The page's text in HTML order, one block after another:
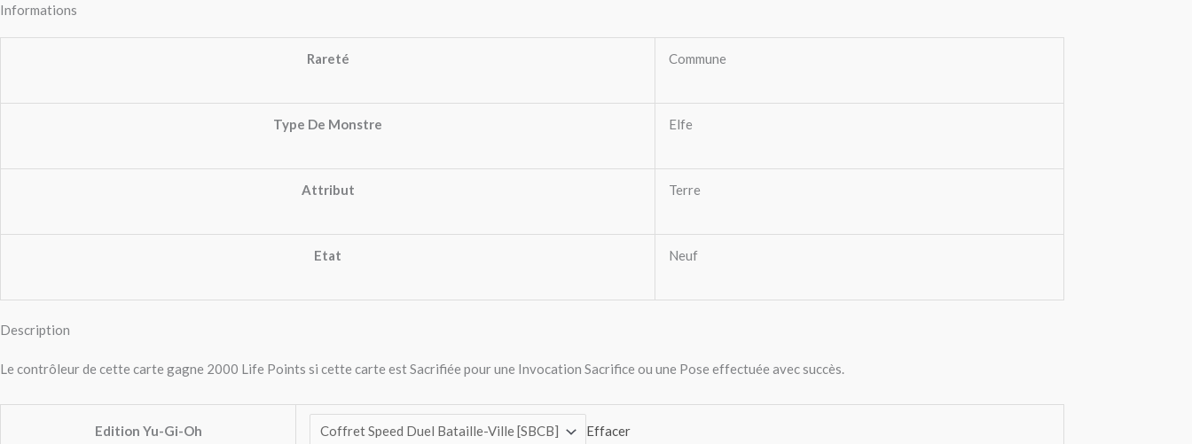
Informations
Rareté Commune
Type De Monstre Elfe
Attribut Terre
Etat Neuf
Description
Le contrôleur de cette carte gagne 2000 Life Points si cette carte est Sacrifiée pour une Invocation Sacrifice ou une Pose effectuée avec succès.
Edition Yu-Gi-Oh Effacer